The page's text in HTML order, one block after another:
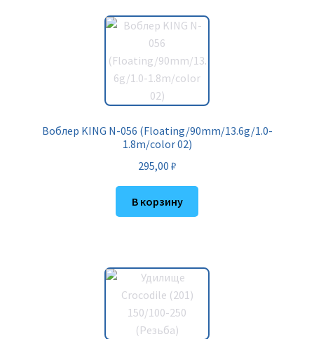
Воблер KING N-056 (Floating/90mm/13.6g/1.0-
1.8m/color 02)
295,00 ₽
В корзину